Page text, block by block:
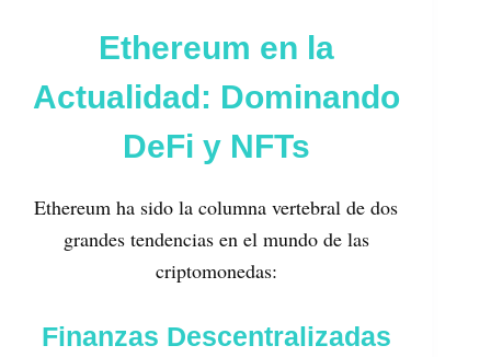
Ethereum en la
Actualidad: Dominando
DeFi y NFTs
Ethereum ha sido la columna vertebral de dos
grandes tendencias en el mundo de las
criptomonedas:
Finanzas Descentralizadas